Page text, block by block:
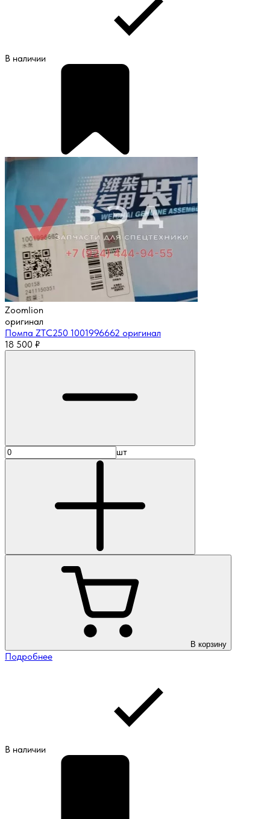
В наличии
Zoomlion
оригинал
Помпа ZTC250 1001996662 оригинал
18 500 ₽
шт
В корзину
Подробнее
В наличии